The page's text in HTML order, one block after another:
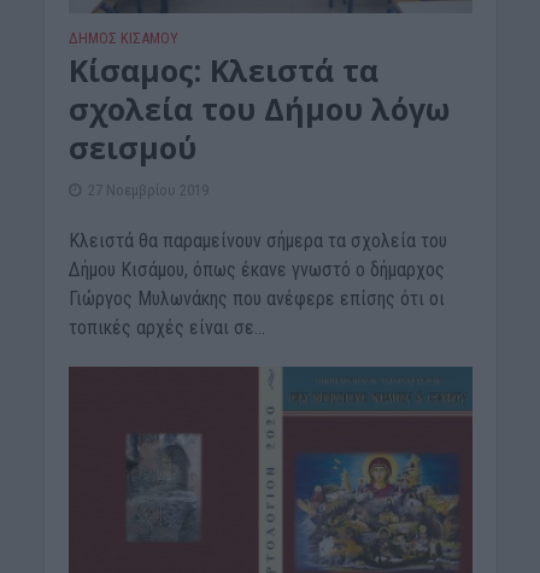
ΔΉΜΟΣ ΚΙΣΆΜΟΥ
Κίσαμος: Κλειστά τα
σχολεία του Δήμου λόγω
σεισμού
27 Νοεμβρίου 2019
Κλειστά θα παραμείνουν σήμερα τα σχολεία του
Δήμου Κισάμου, όπως έκανε γνωστό ο δήμαρχος
Γιώργος Μυλωνάκης που ανέφερε επίσης ότι οι
τοπικές αρχές είναι σε...